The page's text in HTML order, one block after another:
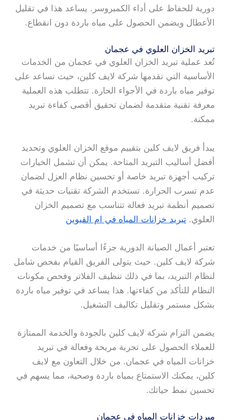
دورية للحفاظ على أداء الكمبروسر. يساعد هذا في تقليل
الأعطال ويضمن الحصول على مياه باردة دون انقطاع.
تبريد الخزان العلوي في عجمان
تُعد عملية تبريد الخزان العلوي في عجمان من الخدمات
الأساسية التي تقدمها شركة لايف كلين، حيث تساعد على
توفير مياه باردة في الأجواء الحارة. تتطلب هذه العملية
معرفة تقنية متقدمة لضمان تحقيق أقصى كفاءة تبريد
ممكنة.
يبدأ فريق لايف كلين بتقييم موقع الخزان العلوي وتحديد
أفضل أساليب التبريد المتاحة. يمكن أن تشمل الخيارات
تركيب أجهزة تبريد خاصة أو تحسين نظام العزل لضمان
عدم تسرب الحرارة. تستخدم الشركة تقنيات حديثة في
تصميم أنظمة تبريد فعالة تتناسب مع تصميم الخزان
العلوي.تبريد خزانات المياه في ام القيوين
تعتبر أعمال الصيانة الدورية جزءًا أساسيًا من خدمات
شركة لايف كلين. حيث يتولى الفريق القيام بفحص شامل
لنظام التبريد، بما في ذلك تنظيف الفلاتر وفحص مكونات
النظام للتأكد من كفاءتها. هذا يساعد في توفير مياه باردة
بشكل مستمر وتقليل تكاليف التشغيل.
يضمن التزام شركة لايف كلين بالجودة والخدمة الممتازة
للعملاء الحصول على تجربة مريحة وفعالة في تبريد
خزانات المياه في عجمان. من خلال التعاون مع لايف
كلين، يمكنك الاستمتاع بمياه باردة وصحية، مما يسهم في
تحسين نمط حياتك.
مبردات خزانات المياه في عجمان